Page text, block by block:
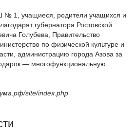
1, учащиеся, родители учащихся и
губернатора Ростовской
Голубева, Правительство
по физической культуре и
администрацию города Азова за
— многофункциональную
site/index.php